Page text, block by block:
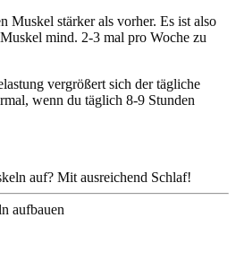
Muskel stärker als vorher. Es ist also
mind. 2-3 mal pro Woche zu
vergrößert sich der tägliche
wenn du täglich 8-9 Stunden